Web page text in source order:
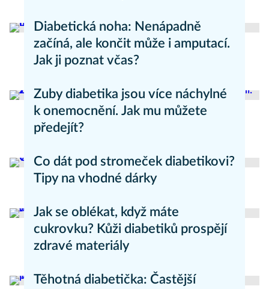
Diabetická noha: Nenápadně
začíná, ale končit může i amputací.
Jak ji poznat včas?
Zuby diabetika jsou více náchylné
k onemocnění. Jak mu můžete
předejít?
Co dát pod stromeček diabetikovi?
Tipy na vhodné dárky
Jak se oblékat, když máte
cukrovku? Kůži diabetiků prospějí
zdravé materiály
Těhotná diabetička: Častější